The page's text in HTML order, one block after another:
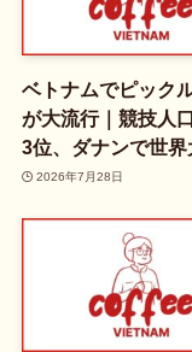
ベトナムでピック
が大流行｜競技人
3位、ダナンで世界
2026年7月28日